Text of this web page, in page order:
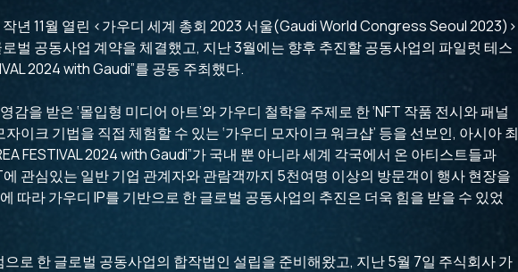
년 11월 열린 <가우디 세계 총회 2023 서울(Gaudi World Congress Seoul 2023)>
벌 공동사업 계약을 체결했고, 지난 3월에는 향후 추진할 공동사업의 파일럿 테스
2024 with Gaudi”를 공동 주최했다.
을 받은 ‘몰입형 미디어 아트’와 가우디 철학을 주제로 한 ‘NFT 작품 전시와 패널
이크 기법을 직접 체험할 수 있는 ‘가우디 모자이크 워크샵’ 등을 선보인, 아시아 최
FESTIVAL 2024 with Gaudi”가 국내 뿐 아니라 세계 각국에서 온 아티스트들과
관심있는 일반 기업 관계자와 관람객까지 5천여명 이상의 방문객이 행사 현장을
따라 가우디 IP를 기반으로 한 글로벌 공동사업의 추진은 더욱 힘을 받을 수 있었
로 한 글로벌 공동사업의 합작법인 설립을 준비해왔고, 지난 5월 7일 주식회사 가